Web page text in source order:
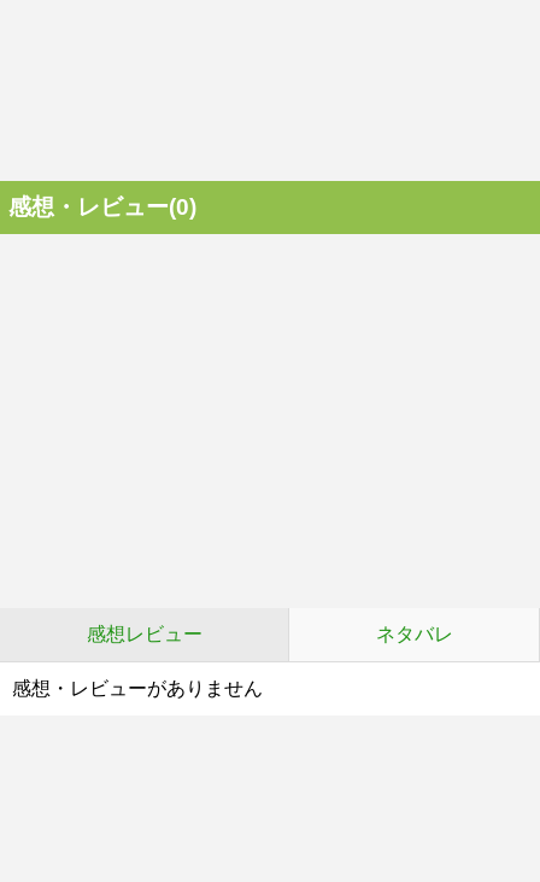
感想・レビュー(0)
感想レビュー ネタバレ
感想・レビューがありません